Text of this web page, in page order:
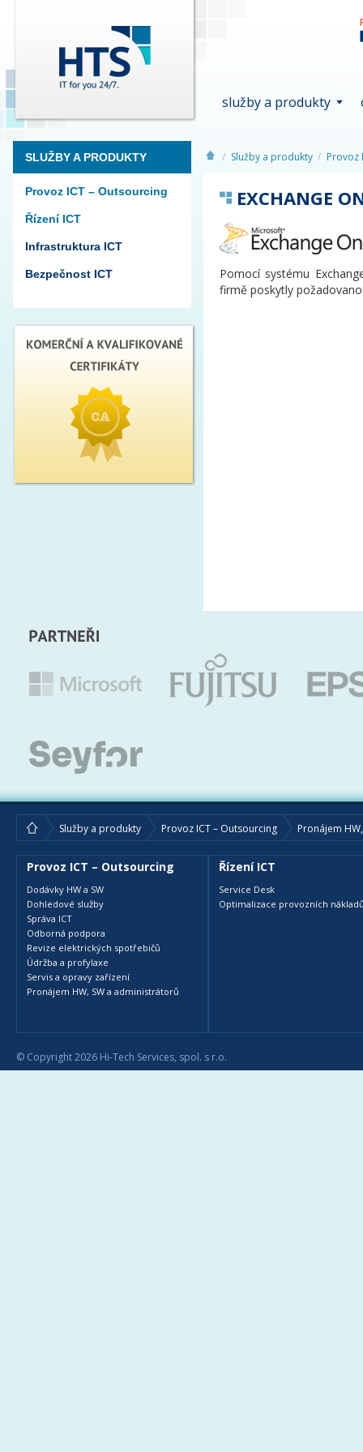
služby a produkty
SLUŽBY A PRODUKTY
Provoz ICT – Outsourcing
Řízení ICT
Infrastruktura ICT
Bezpečnost ICT
Služby a produkty Provoz
EXCHANGE
Pomocí systému
firmě poskytly
Služby a produkty Provoz ICT – Outsourcing Pronájem
Provoz ICT – Outsourcing
Dodávky HW a SW
Dohledové služby
Správa ICT
Odborná podpora
Revize elektrických spotřebičů
Údržba a profylaxe
Servis a opravy zařízení
Pronájem HW, SW a administrátorů
Řízení ICT
Service Desk
Optimalizace provozních
© Copyright 2026 Hi-Tech Services, spol. s r.o.